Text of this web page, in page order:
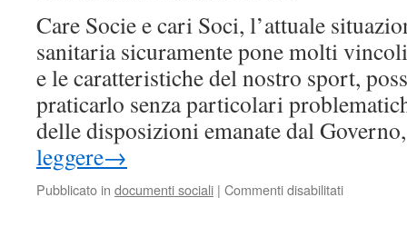
2022
Care Socie e cari Soci, l’attuale
sanitaria sicuramente pone molti
e le caratteristiche del nostro sport,
praticarlo senza particolari
delle disposizioni emanate dal
leggere→
Pubblicato in documenti sociali | Commenti disabilitatisu